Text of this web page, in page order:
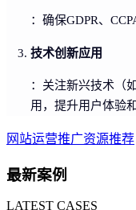
：确保GDPR、
技术创新应用
：关注新兴技术（
用，提升用户体验
网站运营推广资源推荐
最新案例
LATEST CASES